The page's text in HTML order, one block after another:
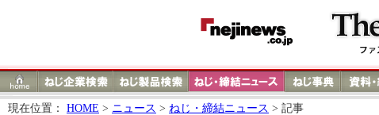
現在位置： HOME > ニュース > ねじ・締結ニュース > 記事